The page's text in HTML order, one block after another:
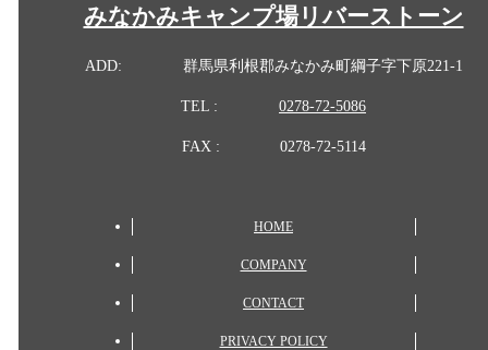
みなかみキャンプ場リバーストーン
ADD: 群馬県利根郡みなかみ町綱子字下原221-1
TEL : 0278-72-5086
FAX : 0278-72-5114
HOME
COMPANY
CONTACT
PRIVACY POLICY